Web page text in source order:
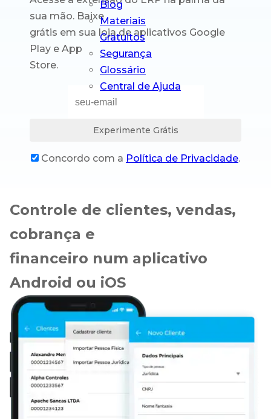
Blog
Materiais
Gratuitos
Segurança
Glossário
Central de Ajuda
sua mão. Baixe
grátis em sua loja de aplicativos Google
Play e App
Store.
Experimente Grátis
Concordo com a Política de Privacidade.
Controle de clientes, vendas,
cobrança e
financeiro num aplicativo
Android ou iOS